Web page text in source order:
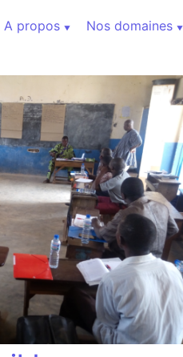
A propos Nos domaines